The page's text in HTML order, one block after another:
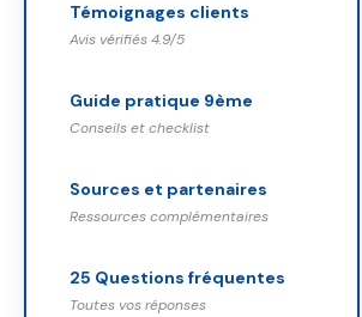
Témoignages clients
Avis vérifiés 4.9/5
Guide pratique 9ème
Conseils et checklist
Sources et partenaires
Ressources complémentaires
25 Questions fréquentes
Toutes vos réponses